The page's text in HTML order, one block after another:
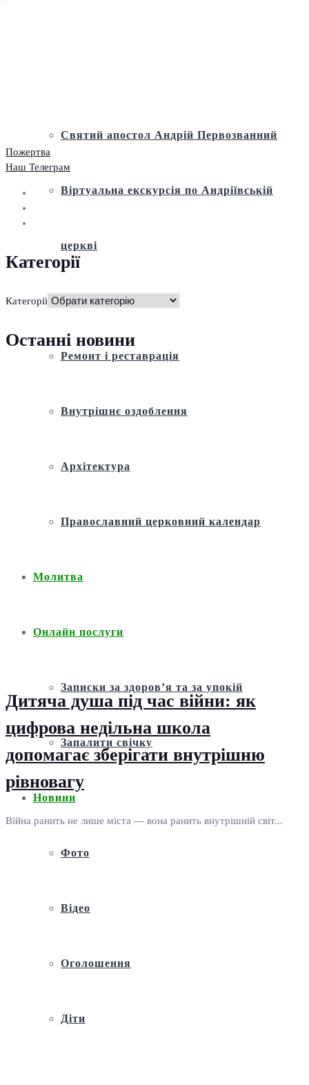
Святий апостол Андрій Первозванний
Віртуальна екскурсія по Андріївській
церкві
Історія
Ремонт і реставрація
Внутрішнє оздоблення
Архітектура
Православний церковний календар
Молитва
Онлайн послуги
Записки за здоров’я та за упокій
Запалити свічку
Новини
Фото
Відео
Оголошення
Діти
Пожертва
Наш Телеграм
Категорії
Категорії
Останні новини
Дитяча душа під час війни: як
цифрова недільна школа
допомагає зберігати внутрішню
рівновагу
Війна ранить не лише міста — вона ранить внутрішній світ...